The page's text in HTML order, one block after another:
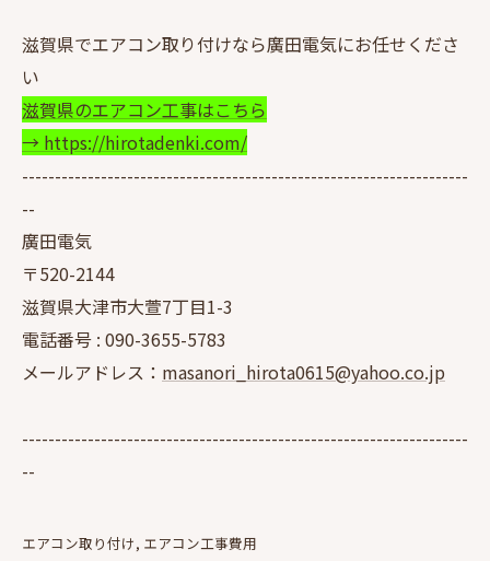
滋賀県でエアコン取り付けなら廣田電気にお任せくださ
い
滋賀県のエアコン工事はこちら
→ https://hirotadenki.com/
--------------------------------------------------------------------
--
廣田電気
〒520-2144
滋賀県大津市大萱7丁目1-3
電話番号 : 090-3655-5783
メールアドレス： masanori_hirota0615@yahoo.co.jp
--------------------------------------------------------------------
--
エアコン取り付け エアコン工事費用